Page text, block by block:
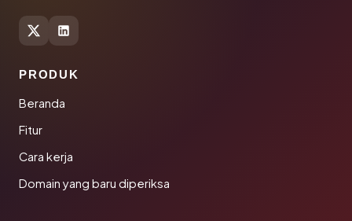
PRODUK
Beranda
Fitur
Cara kerja
Domain yang baru diperiksa